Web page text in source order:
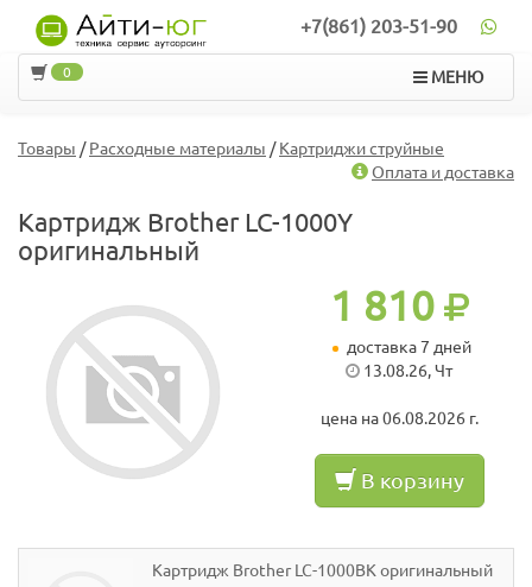
+7(861) 203-51-90
МЕНЮ
0
Товары /Расходные материалы /Картриджи струйные
Оплата и доставка
Картридж Brother LC-1000Y
оригинальный
1 810
доставка 7 дней
13.08.26, Чт
цена на 06.08.2026 г.
В корзину
Картридж Brother LC-1000BK оригинальный